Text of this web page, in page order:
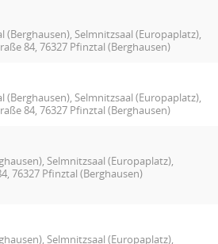
(Berghausen), Selmnitzsaal (Europaplatz),
84, 76327 Pfinztal (Berghausen)
(Berghausen), Selmnitzsaal (Europaplatz),
84, 76327 Pfinztal (Berghausen)
Selmnitzsaal (Europaplatz),
76327 Pfinztal (Berghausen)
Selmnitzsaal (Europaplatz),